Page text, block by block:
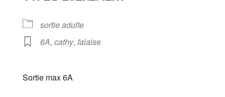
sortie adulte
6A, cathy, falaise
Sortie max 6A